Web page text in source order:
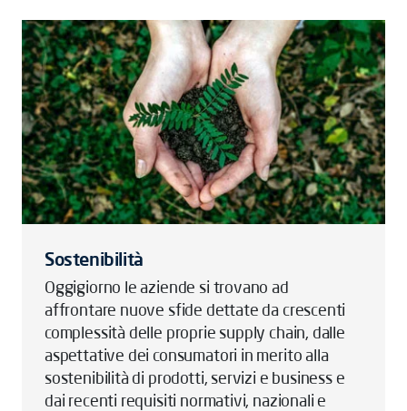
Sostenibilità
Oggigiorno le aziende si trovano ad
affrontare nuove sfide dettate da crescenti
complessità delle proprie supply chain, dalle
aspettative dei consumatori in merito alla
sostenibilità di prodotti, servizi e business e
dai recenti requisiti normativi, nazionali e